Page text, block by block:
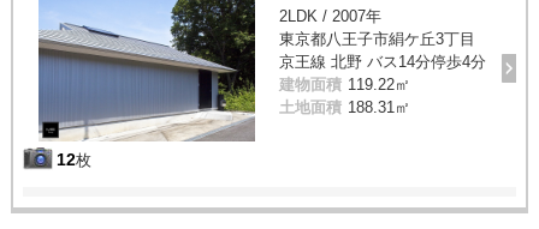
12枚
2LDK / 2007年
東京都八王子市絹ケ丘3丁目
京王線 北野 バス14分停歩4分
建物面積 119.22㎡
土地面積 188.31㎡